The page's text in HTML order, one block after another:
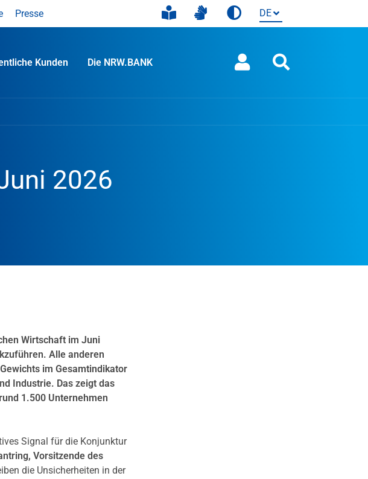
Presse
Kunden Die NRW.BANK
2026
Wirtschaft im Juni
Alle anderen
im Gesamtindikator
Industrie. Das zeigt das
1.500 Unternehmen
Signal für die Konjunktur
Vorsitzende des
die Unsicherheiten in der